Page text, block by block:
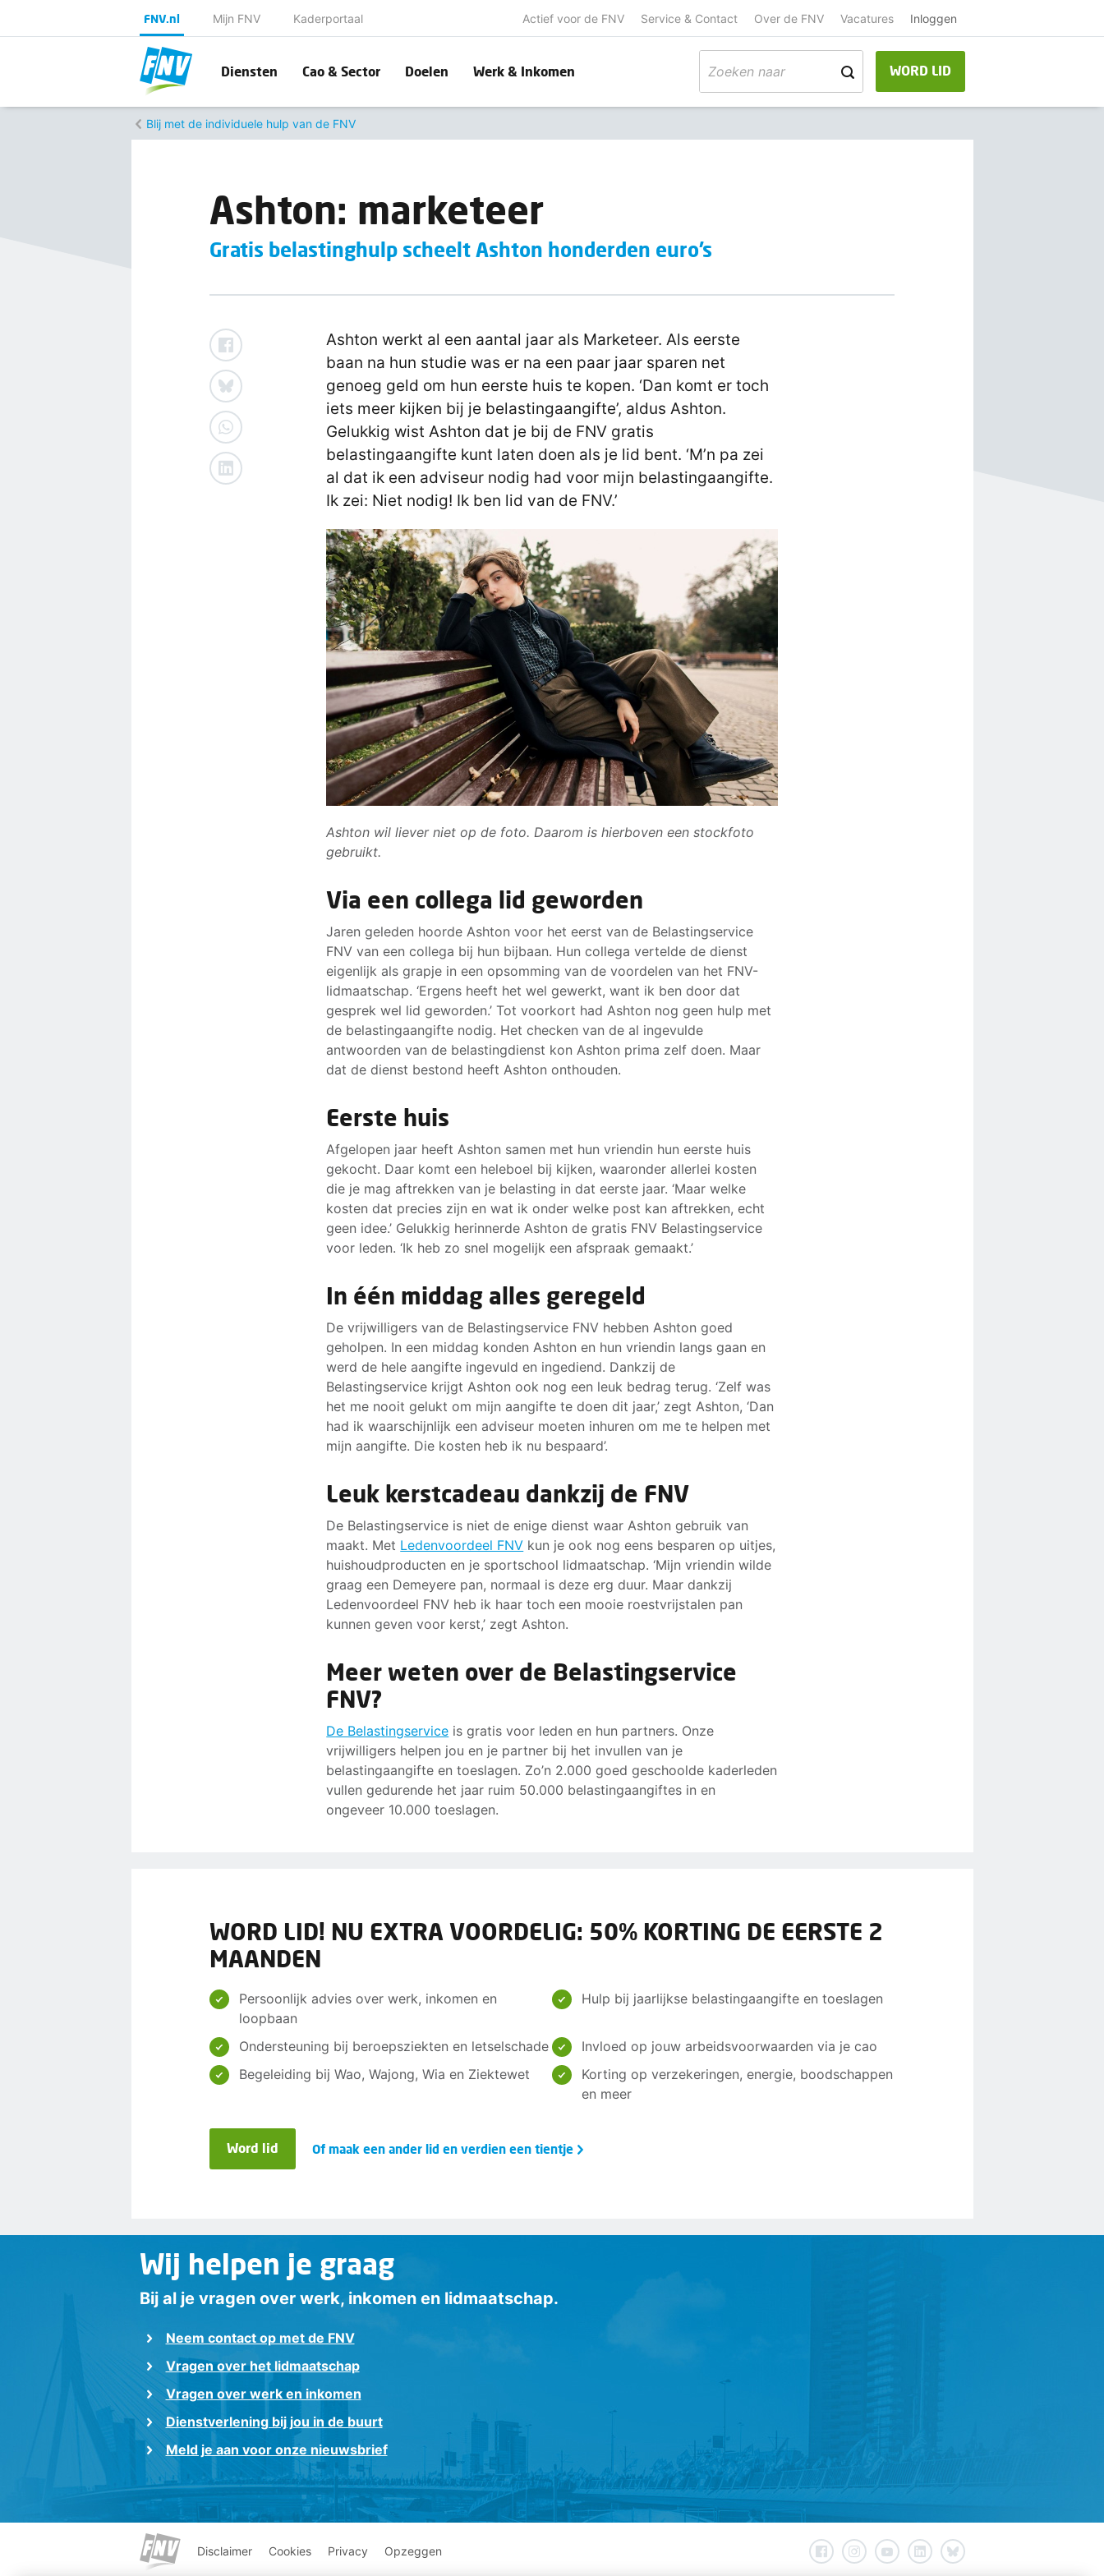
FNV.nl Mijn FNV Kaderportaal Actief voor de FNV Service & Contact Over de FNV Vacatures Inloggen
Diensten Cao & Sector Doelen Werk & Inkomen WORD LID
Blij met de individuele hulp van de FNV
Ashton: marketeer
Gratis belastinghulp scheelt Ashton honderden euro’s
Ashton werkt al een aantal jaar als Marketeer. Als eerste
baan na hun studie was er na een paar jaar sparen net
genoeg geld om hun eerste huis te kopen. ‘Dan komt er toch
iets meer kijken bij je belastingaangifte’, aldus Ashton.
Gelukkig wist Ashton dat je bij de FNV gratis
belastingaangifte kunt laten doen als je lid bent. ‘M’n pa zei
al dat ik een adviseur nodig had voor mijn belastingaangifte.
Ik zei: Niet nodig! Ik ben lid van de FNV.’
Ashton wil liever niet op de foto. Daarom is hierboven een stockfoto
gebruikt.
Via een collega lid geworden
Jaren geleden hoorde Ashton voor het eerst van de Belastingservice
FNV van een collega bij hun bijbaan. Hun collega vertelde de dienst
eigenlijk als grapje in een opsomming van de voordelen van het FNV-
lidmaatschap. ‘Ergens heeft het wel gewerkt, want ik ben door dat
gesprek wel lid geworden.’ Tot voorkort had Ashton nog geen hulp met
de belastingaangifte nodig. Het checken van de al ingevulde
antwoorden van de belastingdienst kon Ashton prima zelf doen. Maar
dat de dienst bestond heeft Ashton onthouden.
Eerste huis
Afgelopen jaar heeft Ashton samen met hun vriendin hun eerste huis
gekocht. Daar komt een heleboel bij kijken, waaronder allerlei kosten
die je mag aftrekken van je belasting in dat eerste jaar. ‘Maar welke
kosten dat precies zijn en wat ik onder welke post kan aftrekken, echt
geen idee.’ Gelukkig herinnerde Ashton de gratis FNV Belastingservice
voor leden. ‘Ik heb zo snel mogelijk een afspraak gemaakt.’
In één middag alles geregeld
De vrijwilligers van de Belastingservice FNV hebben Ashton goed
geholpen. In een middag konden Ashton en hun vriendin langs gaan en
werd de hele aangifte ingevuld en ingediend. Dankzij de
Belastingservice krijgt Ashton ook nog een leuk bedrag terug. ‘Zelf was
het me nooit gelukt om mijn aangifte te doen dit jaar,’ zegt Ashton, ‘Dan
had ik waarschijnlijk een adviseur moeten inhuren om me te helpen met
mijn aangifte. Die kosten heb ik nu bespaard’.
Leuk kerstcadeau dankzij de FNV
De Belastingservice is niet de enige dienst waar Ashton gebruik van
maakt. Met Ledenvoordeel FNV kun je ook nog eens besparen op uitjes,
huishoudproducten en je sportschool lidmaatschap. ‘Mijn vriendin wilde
graag een Demeyere pan, normaal is deze erg duur. Maar dankzij
Ledenvoordeel FNV heb ik haar toch een mooie roestvrijstalen pan
kunnen geven voor kerst,’ zegt Ashton.
Meer weten over de Belastingservice
FNV?
De Belastingservice is gratis voor leden en hun partners. Onze
vrijwilligers helpen jou en je partner bij het invullen van je
belastingaangifte en toeslagen. Zo’n 2.000 goed geschoolde kaderleden
vullen gedurende het jaar ruim 50.000 belastingaangiftes in en
ongeveer 10.000 toeslagen.
WORD LID! NU EXTRA VOORDELIG: 50% KORTING DE EERSTE 2
MAANDEN
Persoonlijk advies over werk, inkomen en
loopbaan
Hulp bij jaarlijkse belastingaangifte en toeslagen
Ondersteuning bij beroepsziekten en letselschade
Invloed op jouw arbeidsvoorwaarden via je cao
Begeleiding bij Wao, Wajong, Wia en Ziektewet
Korting op verzekeringen, energie, boodschappen
en meer
Word lid Of maak een ander lid en verdien een tientje
Wij helpen je graag
Bij al je vragen over werk, inkomen en lidmaatschap.
Neem contact op met de FNV
Vragen over het lidmaatschap
Vragen over werk en inkomen
Dienstverlening bij jou in de buurt
Meld je aan voor onze nieuwsbrief
Disclaimer Cookies Privacy Opzeggen